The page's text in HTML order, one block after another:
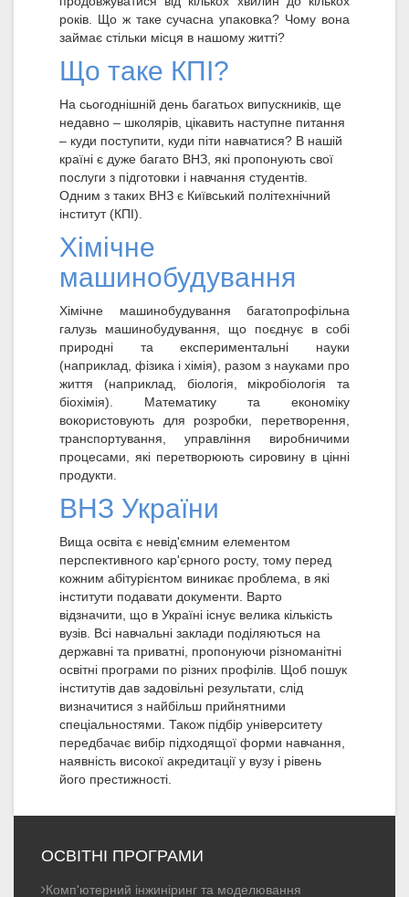
років. Що ж таке сучасна упаковка? Чому вона
займає стільки місця в нашому житті?
Що таке КПІ?
На сьогоднішній день багатьох випускників, ще
недавно – школярів, цікавить наступне питання
– куди поступити, куди піти навчатися? В нашій
країні є дуже багато ВНЗ, які пропонують свої
послуги з підготовки і навчання студентів.
Одним з таких ВНЗ є Київський політехнічний
інститут (КПІ).
Хімічне
машинобудування
Хімічне машинобудування багатопрофільна
галузь машинобудування, що поєднує в собі
природні та експериментальні науки
(наприклад, фізика і хімія), разом з науками про
життя (наприклад, біологія, мікробіологія та
біохімія). Математику та економіку
вокористовують для розробки, перетворення,
транспортування, управління виробничими
процесами, які перетворюють сировину в цінні
продукти.
ВНЗ України
Вища освіта є невід'ємним елементом
перспективного кар'єрного росту, тому перед
кожним абітурієнтом виникає проблема, в які
інститути подавати документи. Варто
відзначити, що в Україні існує велика кількість
вузів. Всі навчальні заклади поділяються на
державні та приватні, пропонуючи різноманітні
освітні програми по різних профілів. Щоб пошук
інститутів дав задовільні результати, слід
визначитися з найбільш прийнятними
спеціальностями. Також підбір університету
передбачає вибір підходящої форми навчання,
наявність високої акредитації у вузу і рівень
його престижності.
ОСВІТНІ ПРОГРАМИ
Комп'ютерний інжиніринг та моделювання